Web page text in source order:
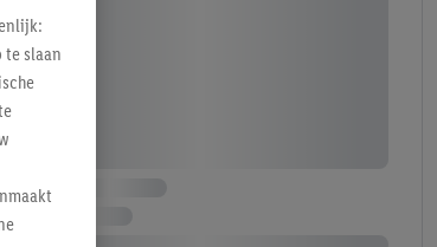
slaan